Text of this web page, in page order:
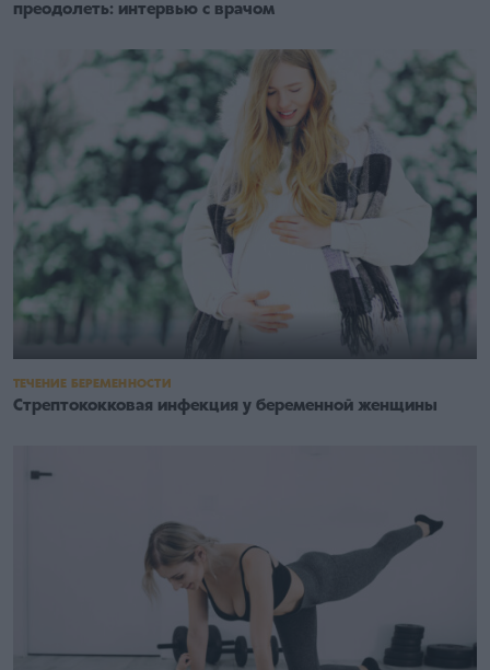
преодолеть: интервью с врачом
ТЕЧЕНИЕ БЕРЕМЕННОСТИ
Стрептококковая инфекция у беременной женщины